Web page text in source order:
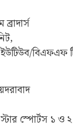
বিএফএফ
স্পোর্টস ১ ও ২